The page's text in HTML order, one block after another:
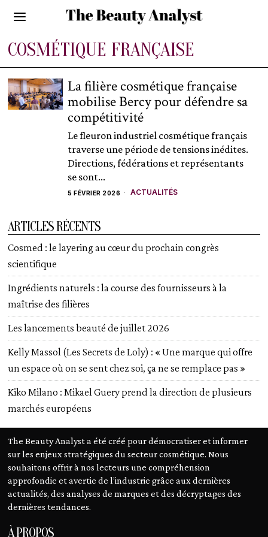
COSMÉTIQUE FRANÇAISE
La filière cosmétique française
mobilise Bercy pour défendre sa
compétitivité
Le fleuron industriel cosmétique français
traverse une période de tensions inédites.
Directions, fédérations et représentants
se sont...
5 FÉVRIER 2026 ACTUALITÉS
ARTICLES RÉCENTS
Cosmed : le layering au cœur du prochain congrès
scientifique
Ingrédients naturels : la course des fournisseurs à la
maîtrise des filières
Les lancements beauté de juillet 2026
Kelly Massol (Les Secrets de Loly) : « Une marque qui offre
un espace où on se sent chez soi, ça ne se remplace pas »
Kiko Milano : Mikael Guery prend la direction de plusieurs
marchés européens
The Beauty Analyst a été créé pour démocratiser et informer
sur les enjeux stratégiques du secteur cosmétique. Nous
souhaitons offrir à nos lecteurs une compréhension
approfondie et avertie de l’industrie grâce aux dernières
actualités, des analyses de marques et des décryptages des
dernières tendances.
À PROPOS